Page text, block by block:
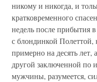
никому и никогда, и
кратковременного
недель после прибытия
с блондинкой Полеттой,
примерно на десять лет,
другой заключенной по
мужчины, разумеется,